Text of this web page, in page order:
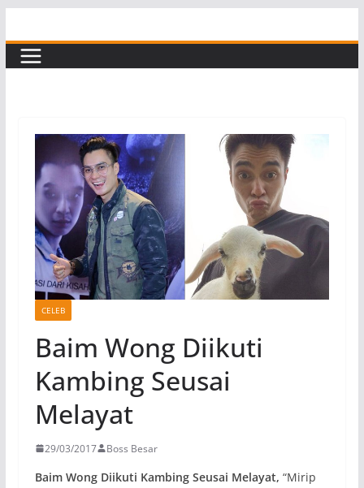
to
content
CELEB
Baim Wong Diikuti
Kambing Seusai
Melayat
29/03/2017 Boss Besar
Baim Wong Diikuti Kambing Seusai Melayat, “Mirip